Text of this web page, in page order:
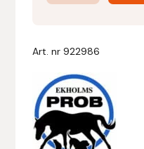
Luktavvisare
Art. nr922986
Draupnir
Dy’on